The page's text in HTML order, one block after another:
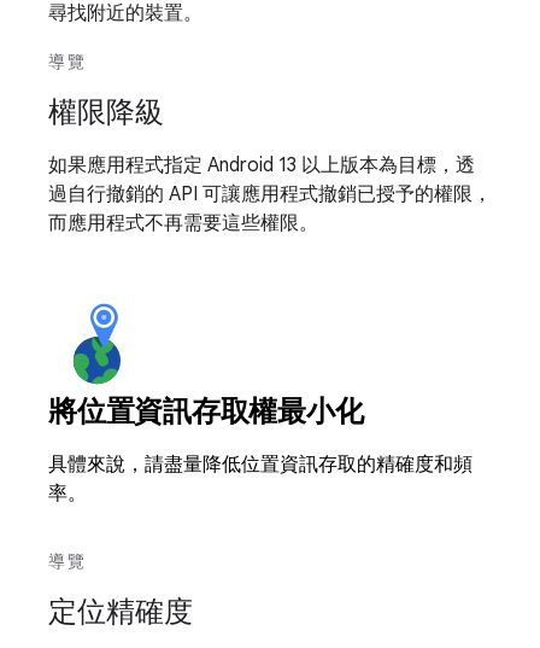
尋找附近的裝置。
導覽
權限降級
如果應用程式指定 Android 13 以上版本為目標，透
過自行撤銷的 API 可讓應用程式撤銷已授予的權限，
而應用程式不再需要這些權限。
將位置資訊存取權最小化
具體來說，請盡量降低位置資訊存取的精確度和頻
率。
導覽
定位精確度